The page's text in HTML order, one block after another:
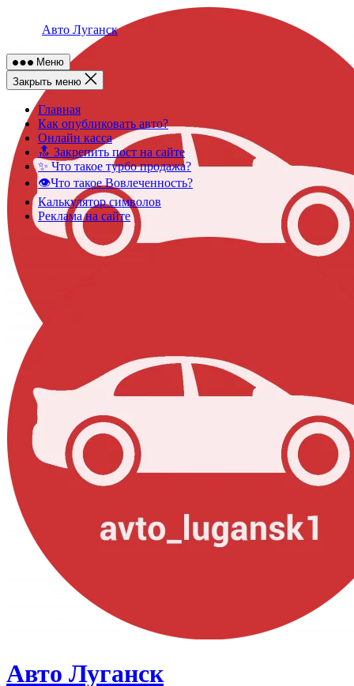
Авто Луганск
Меню
Закрыть меню
Главная
Как опубликовать авто?
Онлайн касса
🔝 Закрепить пост на сайте
✨ Что такое турбо продажа?
👁️Что такое Вовлеченность?
Калькулятор символов
Реклама на сайте
Авто Луганск